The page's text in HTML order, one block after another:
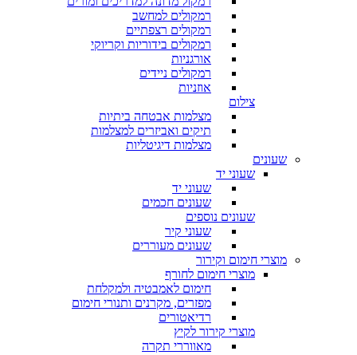
רמקולים למחשב
רמקולים רצפתיים
רמקולים בידוריות וקריוקי
אורגניות
רמקולים ניידים
אוזניות
צילום
מצלמות אבטחה ביתיות
תיקים ואביזרים למצלמות
מצלמות דיגיטליות
שעונים
שעוני יד
שעוני יד
שעונים חכמים
שעונים נוספים
שעוני קיר
שעונים מעוררים
מוצרי חימום וקירור
מוצרי חימום לחורף
חימום לאמבטיה ולמקלחת
מפזרים, מקרנים ותנורי חימום
רדיאטורים
מוצרי קירור לקיץ
מאווררי תקרה